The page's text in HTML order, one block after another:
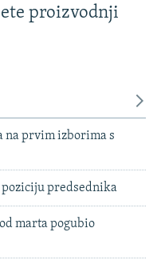
proizvodnji
na prvim izborima s
poziciju predsednika
marta pogubio